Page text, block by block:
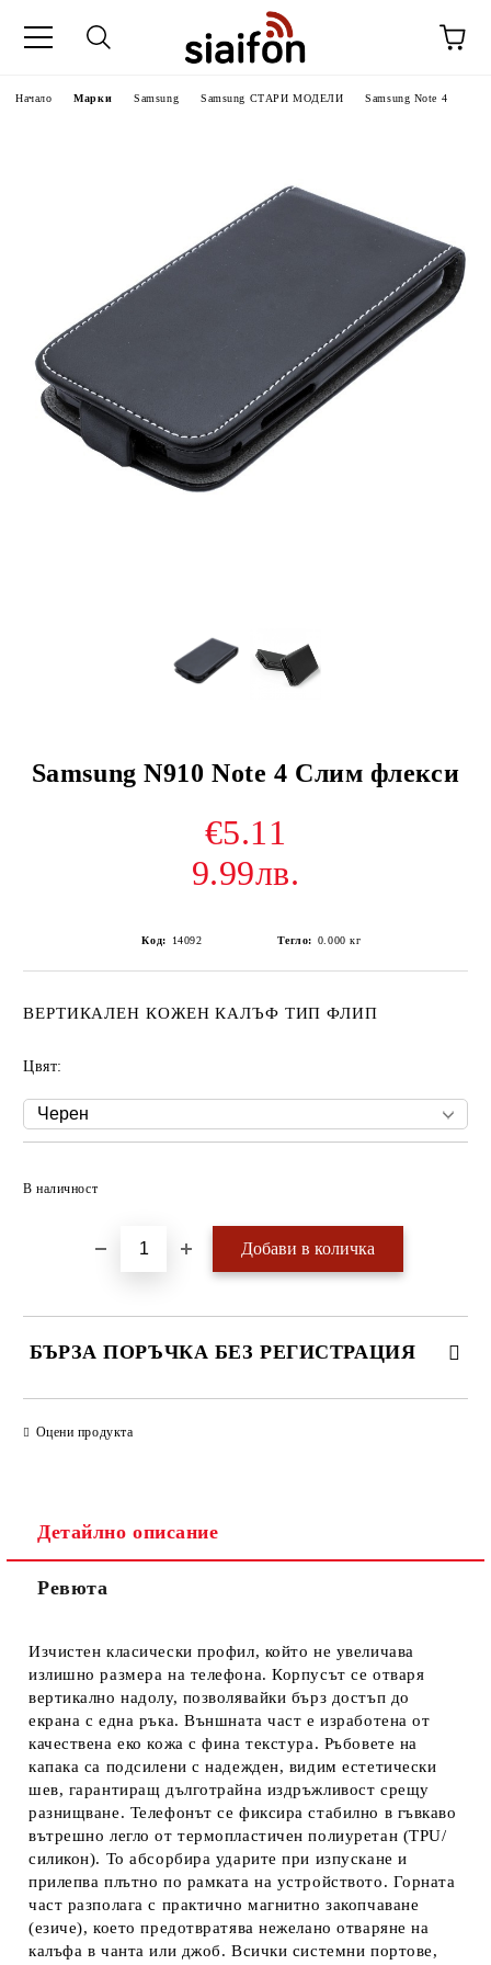
Начало Марки Samsung Samsung СТАРИ МОДЕЛИ Samsung Note 4
Samsung N910 Note 4 Слим флекси
€5.11
9.99лв.
Код: 14092 Тегло: 0.000 кг
ВЕРТИКАЛЕН КОЖЕН КАЛЪФ ТИП ФЛИП
Цвят:
В наличност
БЪРЗА ПОРЪЧКА БЕЗ РЕГИСТРАЦИЯ
Оцени продукта
Детайлно описание
Ревюта
Изчистен класически профил, който не увеличава
излишно размера на телефона. Корпусът се отваря
вертикално надолу, позволявайки бърз достъп до
екрана с една ръка. Външната част е изработена от
качествена еко кожа с фина текстура. Ръбовете на
капака са подсилени с надежден, видим естетически
шев, гарантиращ дълготрайна издръжливост срещу
разнищване. Телефонът се фиксира стабилно в гъвкаво
вътрешно легло от термопластичен полиуретан (TPU/
силикон). То абсорбира ударите при изпускане и
прилепва плътно по рамката на устройството. Горната
част разполага с практично магнитно закопчаване
(езиче), което предотвратява нежелано отваряне на
калъфа в чанта или джоб. Всички системни портове,